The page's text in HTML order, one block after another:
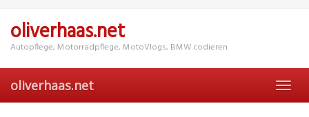
main
content
oliverhaas.net
Autopflege, Motorradpflege, MotoVlogs, BMW codieren
oliverhaas.net